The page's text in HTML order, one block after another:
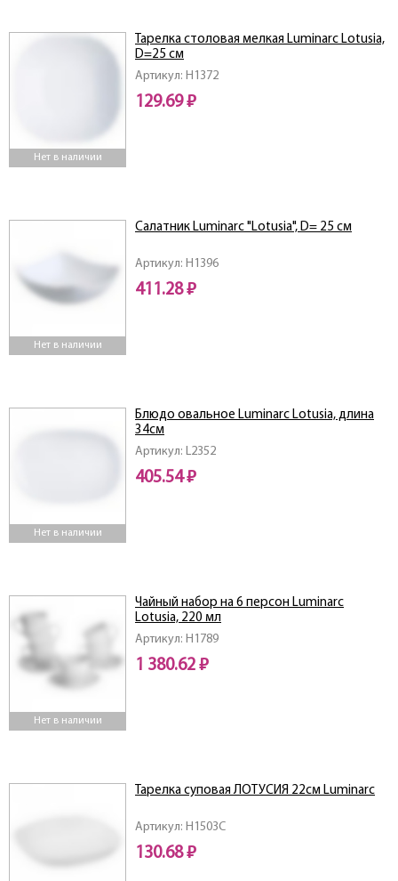
Нет в наличии
Артикул: H1372
Тарелка столовая мелкая Luminarc Lotusia,
D=25 см
129.69 ₽
Нет в наличии
Артикул: H1396
Салатник Luminarc "Lotusia", D= 25 см
411.28 ₽
Нет в наличии
Артикул: L2352
Блюдо овальное Luminarc Lotusia, длина
34см
405.54 ₽
Нет в наличии
Артикул: H1789
Чайный набор на 6 персон Luminarc
Lotusia, 220 мл
1 380.62 ₽
Артикул: H1503C
Тарелка суповая ЛОТУСИЯ 22см Luminarc
130.68 ₽